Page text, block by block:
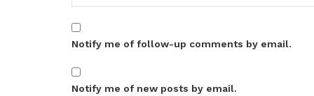
Notify me of follow-up comments by email.
Notify me of new posts by email.